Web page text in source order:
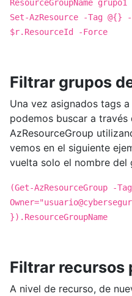
ResourceGroupName grupo1
Set-AzResource -Tag @{}
$r.ResourceId -Force
Filtrar grupos
Una vez asignados tags
podemos buscar a
AzResourceGroup
vemos en el siguiente
vuelta solo el nombre del
(Get-AzResourceGroup -
Owner="
}).ResourceGroupName
Filtrar recursos
A nivel de recurso, de